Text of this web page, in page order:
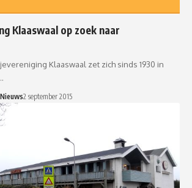
Klaaswaal op zoek naar
Klaaswaal zet zich sinds 1930 in
2 september 2015